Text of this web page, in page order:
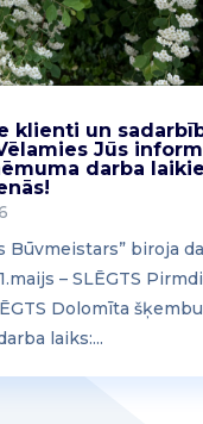
klienti un
Jūs
darba
Būvmeistars” biroja
– SLĒGTS
Dolomīta
laiks:...